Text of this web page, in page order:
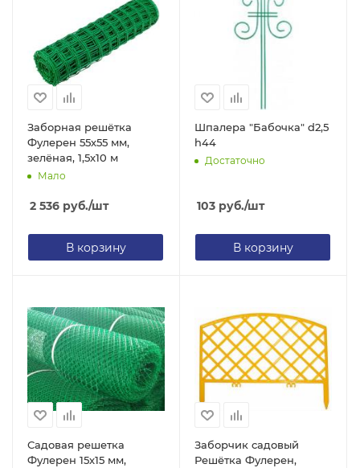
Заборная решётка
Фулерен 55х55 мм,
зелёная, 1,5х10 м
Мало
2 536 руб./шт
В корзину
Шпалера "Бабочка" d2,5
h44
Достаточно
103 руб./шт
В корзину
Садовая решетка
Фулерен 15х15 мм,
Заборчик садовый
Решётка Фулерен,